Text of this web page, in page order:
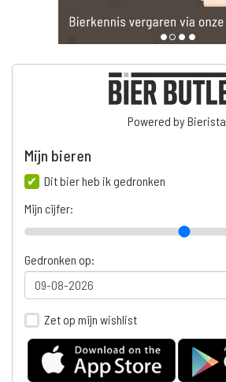
Powered by Bierista
Mijn bieren
Dit bier heb ik gedronken
Mijn cijfer:
Gedronken op:
Zet op mijn wishlist